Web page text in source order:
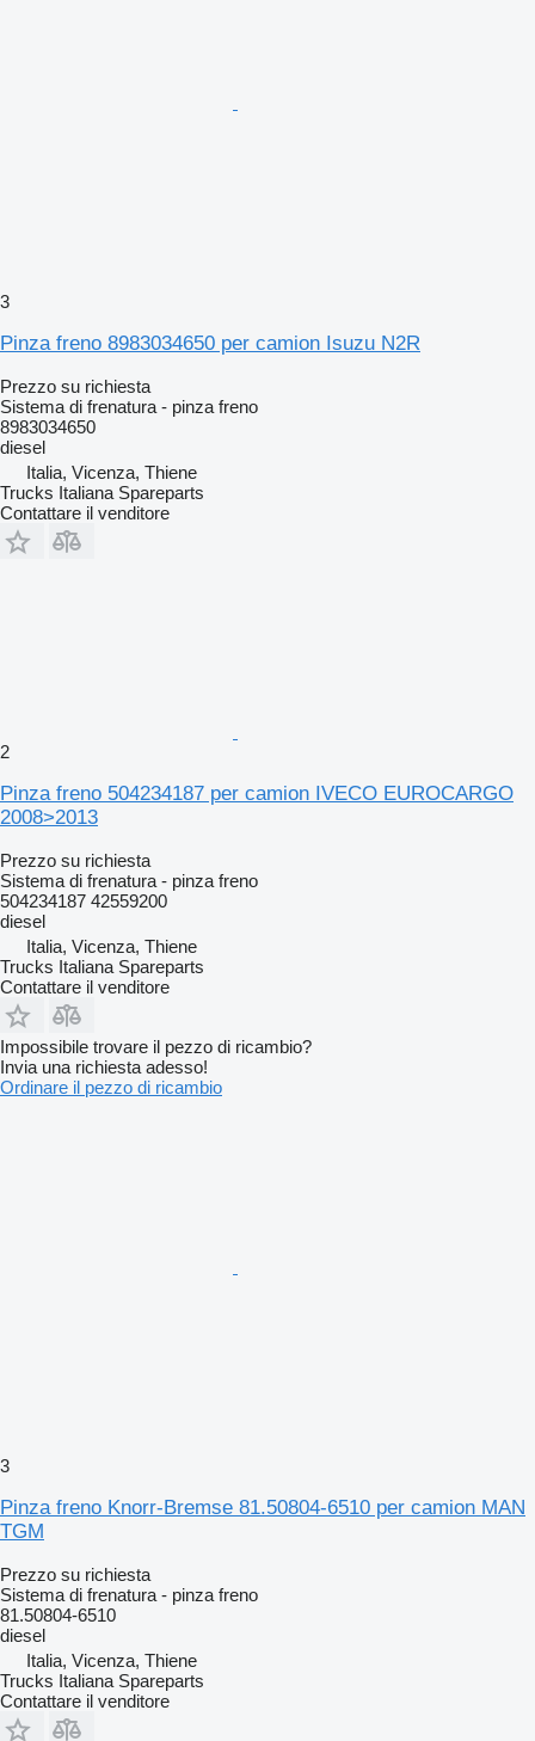
3
Pinza freno 8983034650 per camion Isuzu N2R
Prezzo su richiesta
Sistema di frenatura - pinza freno
8983034650
diesel
Italia, Vicenza, Thiene
Trucks Italiana Spareparts
Contattare il venditore
2
Pinza freno 504234187 per camion IVECO EUROCARGO
2008>2013
Prezzo su richiesta
Sistema di frenatura - pinza freno
504234187 42559200
diesel
Italia, Vicenza, Thiene
Trucks Italiana Spareparts
Contattare il venditore
Impossibile trovare il pezzo di ricambio?
Invia una richiesta adesso!
Ordinare il pezzo di ricambio
3
Pinza freno Knorr-Bremse 81.50804-6510 per camion MAN
TGM
Prezzo su richiesta
Sistema di frenatura - pinza freno
81.50804-6510
diesel
Italia, Vicenza, Thiene
Trucks Italiana Spareparts
Contattare il venditore